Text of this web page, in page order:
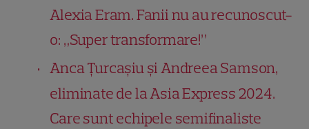
Alexia Eram. Fanii nu au recunoscut-
o: „Super transformare!”
Anca Țurcașiu și Andreea Samson,
eliminate de la Asia Express 2024.
Care sunt echipele semifinaliste